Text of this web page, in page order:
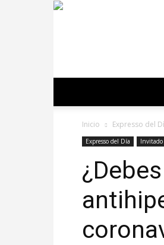
Inicio Expresso del
Expresso del Día Invitado